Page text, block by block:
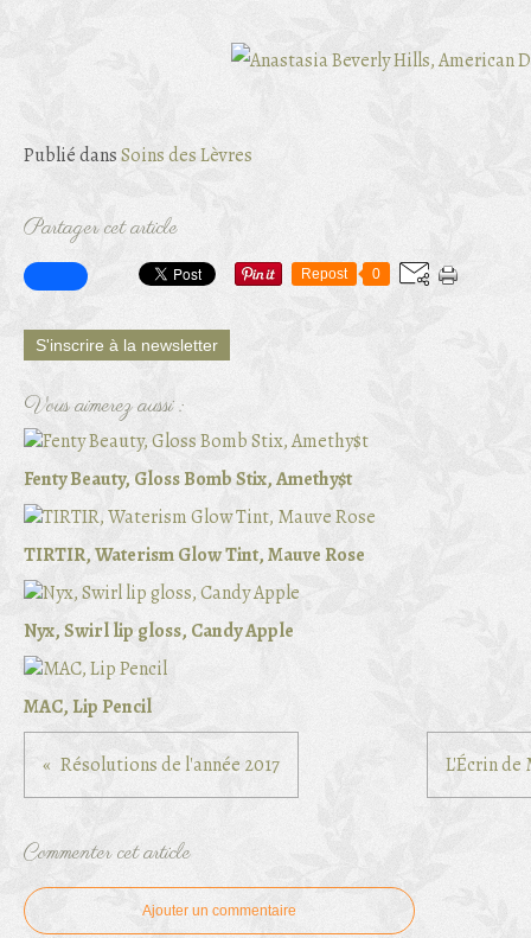
Publié dansSoins des Lèvres
Partager cet article
Repost 0
S'inscrire à la newsletter
Vous aimerez aussi :
Fenty Beauty, Gloss Bomb Stix, Amethy$t
TIRTIR, Waterism Glow Tint, Mauve Rose
Nyx, Swirl lip gloss, Candy Apple
MAC, Lip Pencil
Résolutions de l'année 2017 L'Écrin de
Commenter cet article
Ajouter un commentaire